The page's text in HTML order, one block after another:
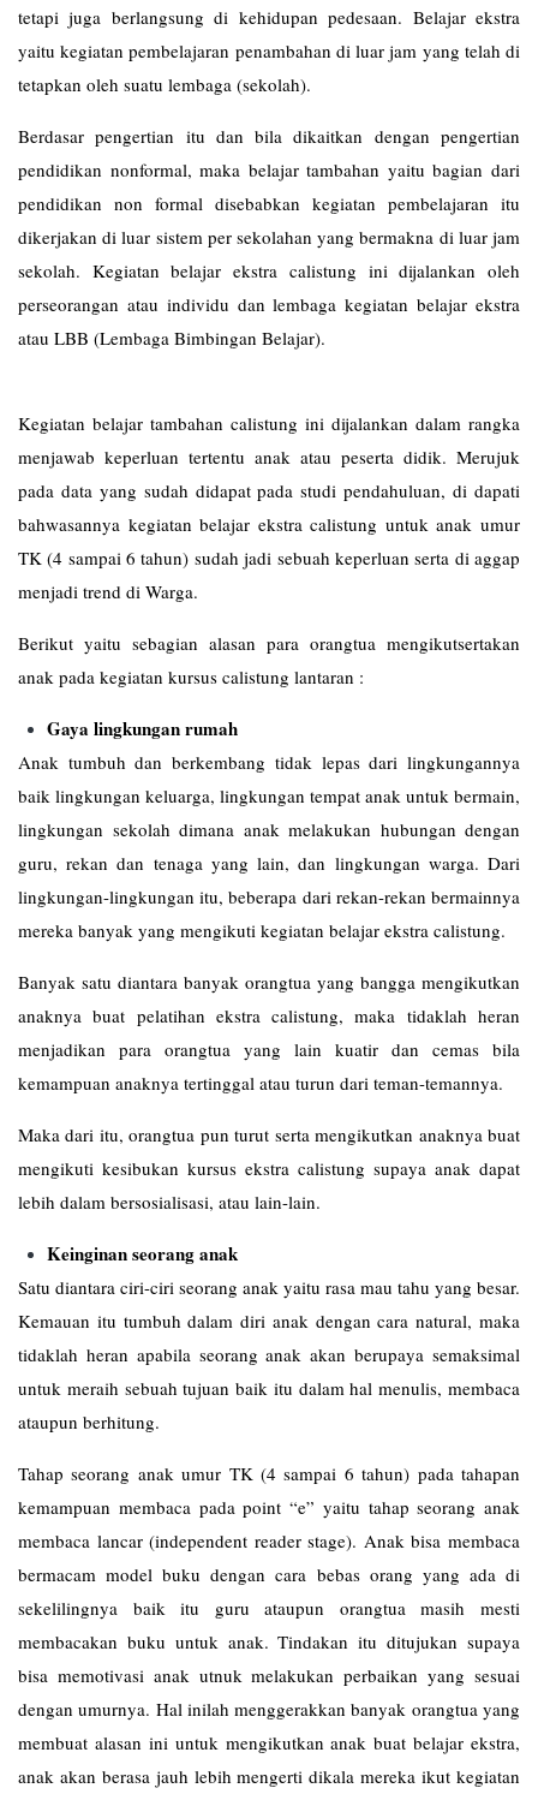
tetapi juga berlangsung di kehidupan pedesaan. Belajar ekstra
yaitu kegiatan pembelajaran penambahan di luar jam yang telah di
tetapkan oleh suatu lembaga (sekolah).
Berdasar pengertian itu dan bila dikaitkan dengan pengertian
pendidikan nonformal, maka belajar tambahan yaitu bagian dari
pendidikan non formal disebabkan kegiatan pembelajaran itu
dikerjakan di luar sistem per sekolahan yang bermakna di luar jam
sekolah. Kegiatan belajar ekstra calistung ini dijalankan oleh
perseorangan atau individu dan lembaga kegiatan belajar ekstra
atau LBB (Lembaga Bimbingan Belajar).
Kegiatan belajar tambahan calistung ini dijalankan dalam rangka
menjawab keperluan tertentu anak atau peserta didik. Merujuk
pada data yang sudah didapat pada studi pendahuluan, di dapati
bahwasannya kegiatan belajar ekstra calistung untuk anak umur
TK (4 sampai 6 tahun) sudah jadi sebuah keperluan serta di aggap
menjadi trend di Warga.
Berikut yaitu sebagian alasan para orangtua mengikutsertakan
anak pada kegiatan kursus calistung lantaran :
Gaya lingkungan rumah
Anak tumbuh dan berkembang tidak lepas dari lingkungannya
baik lingkungan keluarga, lingkungan tempat anak untuk bermain,
lingkungan sekolah dimana anak melakukan hubungan dengan
guru, rekan dan tenaga yang lain, dan lingkungan warga. Dari
lingkungan-lingkungan itu, beberapa dari rekan-rekan bermainnya
mereka banyak yang mengikuti kegiatan belajar ekstra calistung.
Banyak satu diantara banyak orangtua yang bangga mengikutkan
anaknya buat pelatihan ekstra calistung, maka tidaklah heran
menjadikan para orangtua yang lain kuatir dan cemas bila
kemampuan anaknya tertinggal atau turun dari teman-temannya.
Maka dari itu, orangtua pun turut serta mengikutkan anaknya buat
mengikuti kesibukan kursus ekstra calistung supaya anak dapat
lebih dalam bersosialisasi, atau lain-lain.
Keinginan seorang anak
Satu diantara ciri-ciri seorang anak yaitu rasa mau tahu yang besar.
Kemauan itu tumbuh dalam diri anak dengan cara natural, maka
tidaklah heran apabila seorang anak akan berupaya semaksimal
untuk meraih sebuah tujuan baik itu dalam hal menulis, membaca
ataupun berhitung.
Tahap seorang anak umur TK (4 sampai 6 tahun) pada tahapan
kemampuan membaca pada point “e” yaitu tahap seorang anak
membaca lancar (independent reader stage). Anak bisa membaca
bermacam model buku dengan cara bebas orang yang ada di
sekelilingnya baik itu guru ataupun orangtua masih mesti
membacakan buku untuk anak. Tindakan itu ditujukan supaya
bisa memotivasi anak utnuk melakukan perbaikan yang sesuai
dengan umurnya. Hal inilah menggerakkan banyak orangtua yang
membuat alasan ini untuk mengikutkan anak buat belajar ekstra,
anak akan berasa jauh lebih mengerti dikala mereka ikut kegiatan